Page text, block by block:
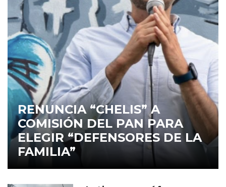
RENUNCIA “CHELIS” A
COMISIÓN DEL PAN PARA
ELEGIR “DEFENSORES DE LA
FAMILIA”